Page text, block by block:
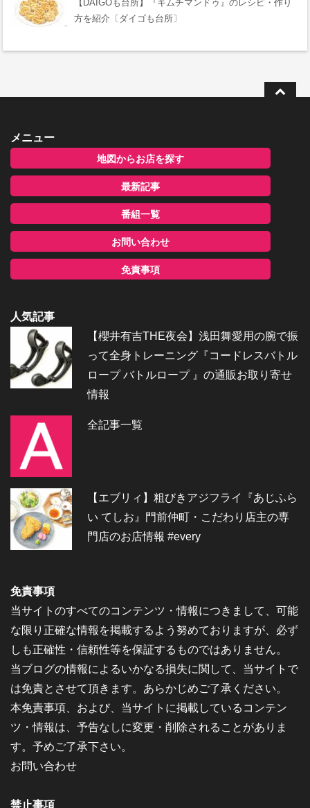
【DAIGOも台所】『キムチマンドゥ』のレシピ・作り
方を紹介〔ダイゴも台所〕
メニュー
地図からお店を探す
最新記事
番組一覧
お問い合わせ
免責事項
人気記事
【櫻井有吉THE夜会】浅田舞愛用の腕で振
って全身トレーニング『コードレスバトル
ロープ バトルロープ 』の通販お取り寄せ
情報
全記事一覧
【エブリィ】粗びきアジフライ『あじふら
い てしお』門前仲町・こだわり店主の専
門店のお店情報 #every
免責事項
当サイトのすべてのコンテンツ・情報につきまして、可能
な限り正確な情報を掲載するよう努めておりますが、必ず
しも正確性・信頼性等を保証するものではありません。
当ブログの情報によるいかなる損失に関して、当サイトで
は免責とさせて頂きます。あらかじめご了承ください。
本免責事項、および、当サイトに掲載しているコンテン
ツ・情報は、予告なしに変更・削除されることがありま
す。予めご了承下さい。
お問い合わせ
禁止事項